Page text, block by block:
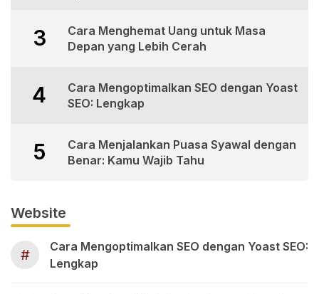
3
Cara Menghemat Uang untuk Masa
Depan yang Lebih Cerah
4
Cara Mengoptimalkan SEO dengan Yoast
SEO: Lengkap
5
Cara Menjalankan Puasa Syawal dengan
Benar: Kamu Wajib Tahu
Website
#
Cara Mengoptimalkan SEO dengan Yoast SEO:
Lengkap